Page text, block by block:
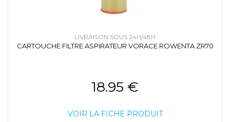
LIVRAISON SOUS 24H/48H
CARTOUCHE FILTRE ASPIRATEUR VORACE ROWENTA ZR70
18.95 €
VOIR LA FICHE PRODUIT